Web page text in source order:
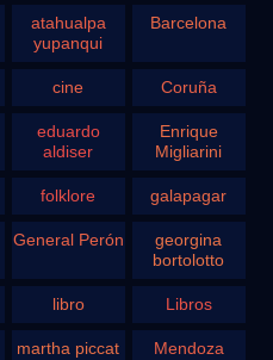
atahualpa
yupanqui
Barcelona
cine Coruña
eduardo
aldiser
Enrique
Migliarini
folklore galapagar
General Perón
georgina
bortolotto
libro Libros
martha piccat Mendoza